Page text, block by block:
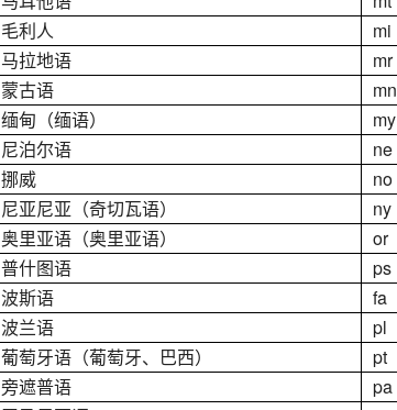
毛利人
mi
马拉地语
mr
蒙古语
mn
缅甸（缅语）
my
尼泊尔语
ne
挪威
no
尼亚尼亚（奇切瓦语）
ny
奥里亚语（奥里亚语）
or
普什图语
ps
波斯语
fa
波兰语
pl
葡萄牙语（葡萄牙、巴西）
pt
旁遮普语
pa